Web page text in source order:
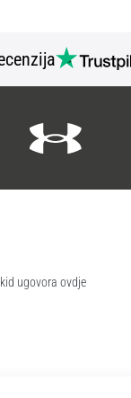
ugovora ovdje